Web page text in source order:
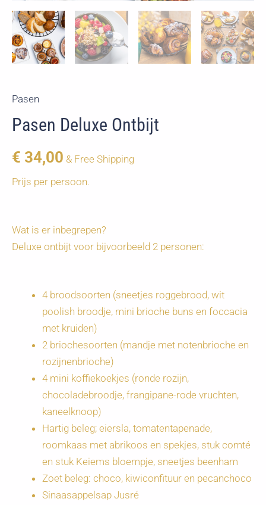
Pasen
Pasen Deluxe Ontbijt
€ 34,00 & Free Shipping
Prijs per persoon.
Wat is er inbegrepen?
Deluxe ontbijt voor bijvoorbeeld 2 personen:
4 broodsoorten (sneetjes roggebrood, wit
poolish broodje, mini brioche buns en foccacia
met kruiden)
2 briochesoorten (mandje met notenbrioche en
rozijnenbrioche)
4 mini koffiekoekjes (ronde rozijn,
chocoladebroodje, frangipane-rode vruchten,
kaneelknoop)
Hartig beleg; eiersla, tomatentapenade,
roomkaas met abrikoos en spekjes, stuk comté
en stuk Keiems bloempje, sneetjes beenham
Zoet beleg: choco, kiwiconfituur en pecanchoco
Sinaasappelsap Jusré